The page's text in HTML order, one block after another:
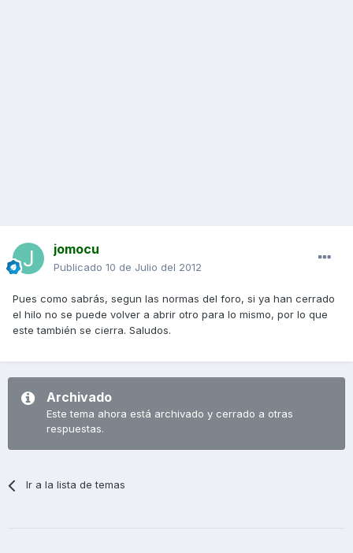
jomocu
Publicado 10 de Julio del 2012
Pues como sabrás, segun las normas del foro, si ya han cerrado
el hilo no se puede volver a abrir otro para lo mismo, por lo que
este también se cierra. Saludos.
Archivado
Este tema ahora está archivado y cerrado a otras
respuestas.
Ir a la lista de temas